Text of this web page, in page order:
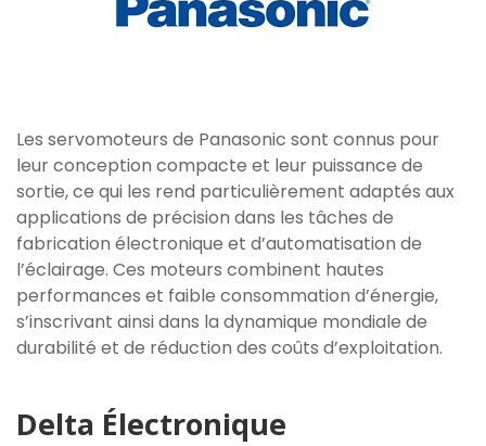
Les servomoteurs de Panasonic sont connus pour
leur conception compacte et leur puissance de
sortie, ce qui les rend particulièrement adaptés aux
applications de précision dans les tâches de
fabrication électronique et d’automatisation de
l’éclairage. Ces moteurs combinent hautes
performances et faible consommation d’énergie,
s’inscrivant ainsi dans la dynamique mondiale de
durabilité et de réduction des coûts d’exploitation.
Delta Électronique